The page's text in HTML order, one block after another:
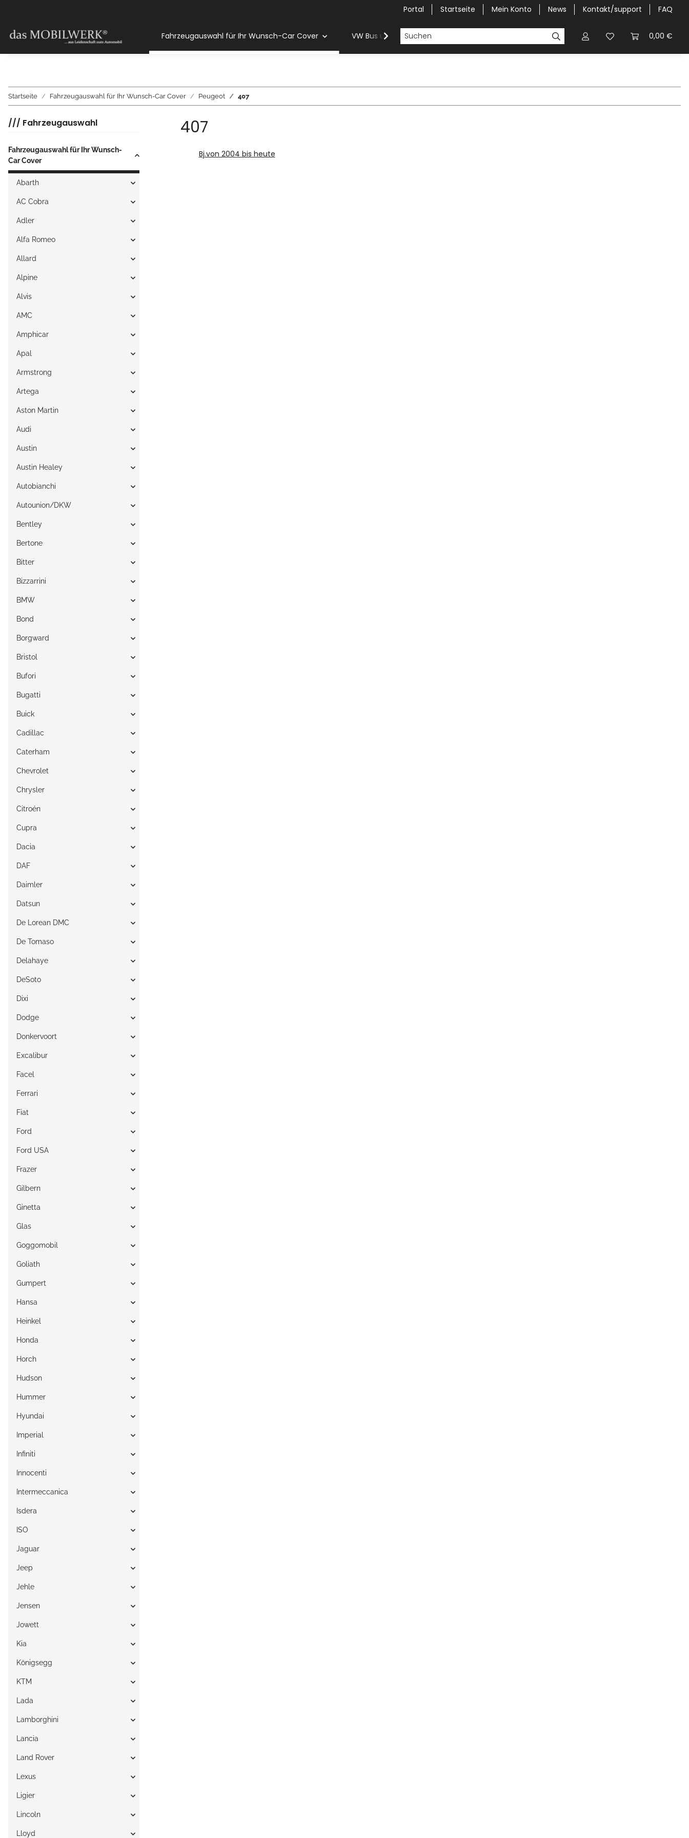
Portal Startseite Mein Konto News Kontakt/support FAQ
0,00 €
Fahrzeugauswahl für Ihr Wunsch-Car Cover VW Bus und Van Car Cover Halbgaragen / Kapuzen nach
Startseite Fahrzeugauswahl für Ihr Wunsch-Car Cover Peugeot 407
407
Bj.von 2004 bis heute
/// Fahrzeugauswahl
Fahrzeugauswahl für Ihr Wunsch-
Car Cover
Abarth
AC Cobra
Adler
Alfa Romeo
Allard
Alpine
Alvis
AMC
Amphicar
Apal
Armstrong
Artega
Aston Martin
Audi
Austin
Austin Healey
Autobianchi
Autounion/DKW
Bentley
Bertone
Bitter
Bizzarrini
BMW
Bond
Borgward
Bristol
Bufori
Bugatti
Buick
Cadillac
Caterham
Chevrolet
Chrysler
Citroén
Cupra
Dacia
DAF
Daimler
Datsun
De Lorean DMC
De Tomaso
Delahaye
DeSoto
Dixi
Dodge
Donkervoort
Excalibur
Facel
Ferrari
Fiat
Ford
Ford USA
Frazer
Gilbern
Ginetta
Glas
Goggomobil
Goliath
Gumpert
Hansa
Heinkel
Honda
Horch
Hudson
Hummer
Hyundai
Imperial
Infiniti
Innocenti
Intermeccanica
Isdera
ISO
Jaguar
Jeep
Jehle
Jensen
Jowett
Kia
Königsegg
KTM
Lada
Lamborghini
Lancia
Land Rover
Lexus
Ligier
Lincoln
Lloyd